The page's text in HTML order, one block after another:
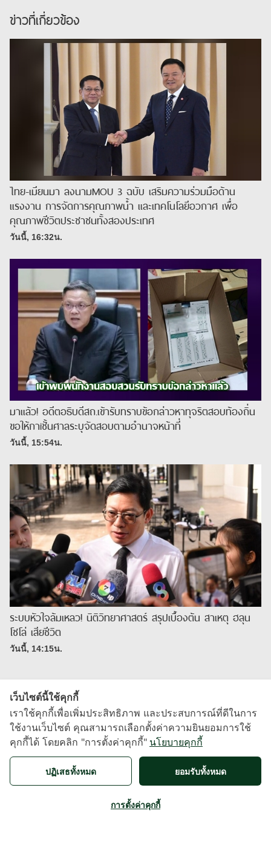
ข่าวที่เกี่ยวข้อง
ไทย-เมียนมา ลงนามMOU 3 ฉบับ เสริมความร่วมมือด้าน
แรงงาน การจัดการคุณภาพน้ำ และเทคโนโลยีอวกาศ เพื่อ
คุณภาพชีวิตประชาชนทั้งสองประเทศ
วันนี้, 16:32น.
มาแล้ว! อดีตอธิบดีสถ.เข้ารับทราบข้อกล่าวหาทุจริตสอบท้องถิ่น
ขอให้กาiชั้นศาลระบุจัดสอบตามอำนาจหน้าที่
วันนี้, 15:54น.
ระบบหัวใจล้มเหลว! นิติวิทยาศาสตร์ สรุปเบื้องต้น สาเหตุ ฮลุน
โซโล่ เสียชีวิต
วันนี้, 14:15น.
Contact | Term of use
Developed byMarketingEdge
เว็บไซต์นี้ใช้คุกกี้
เราใช้คุกกี้เพื่อเพิ่มประสิทธิภาพ และประสบการณ์ที่ดีในการ
ใช้งานเว็บไซต์ คุณสามารถเลือกตั้งค่าความยินยอมการใช้
คุกกี้ได้ โดยคลิก "การตั้งค่าคุกกี้" นโยบายคุกกี้
ปฏิเสธทั้งหมด ยอมรับทั้งหมด
การตั้งค่าคุกกี้